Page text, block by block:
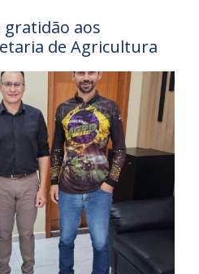
gratidão aos
de Agricultura